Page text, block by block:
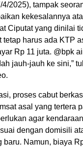
4/2025), tampak
kekesalannya
Ciputat yang dinilai
tetap harus ada KTP
Rp 11 juta. @bpk
jauh-jauh ke sini,”
proses cabut
asal yang tertera
agar
dengan domisili
baru. Namun, biaya